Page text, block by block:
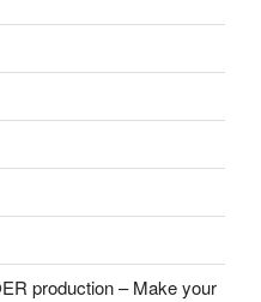
production – Make your